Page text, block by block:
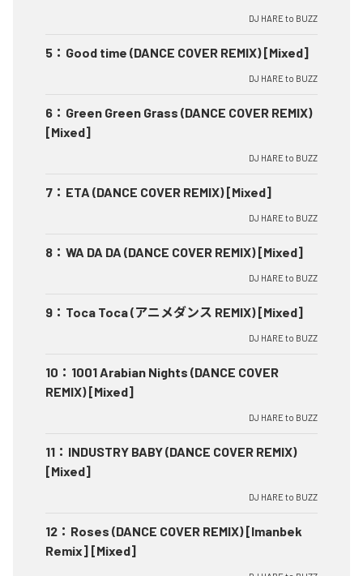
DJ HARE to BUZZ
5 ： Good time (DANCE COVER REMIX) [Mixed]
DJ HARE to BUZZ
6 ： Green Green Grass (DANCE COVER REMIX)
[Mixed]
DJ HARE to BUZZ
7 ： ETA (DANCE COVER REMIX) [Mixed]
DJ HARE to BUZZ
8 ： WA DA DA (DANCE COVER REMIX) [Mixed]
DJ HARE to BUZZ
9 ： Toca Toca (アニメダンス REMIX) [Mixed]
DJ HARE to BUZZ
10 ： 1001 Arabian Nights (DANCE COVER
REMIX) [Mixed]
DJ HARE to BUZZ
11 ： INDUSTRY BABY (DANCE COVER REMIX)
[Mixed]
DJ HARE to BUZZ
12 ： Roses (DANCE COVER REMIX) [Imanbek
Remix] [Mixed]